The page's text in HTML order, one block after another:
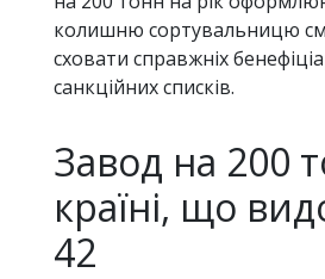
колишню сортувальницю
сховати справжніх
санкційних списків.
Завод на 200
країні, що
42